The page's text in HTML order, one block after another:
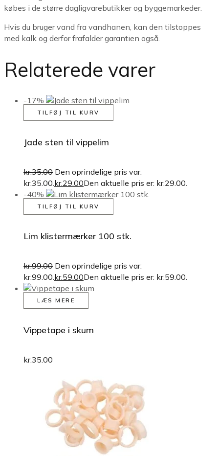
købes i de større dagligvarebutikker og byggemarkeder.
Hvis du bruger vand fra vandhanen, kan den tilstoppes
med kalk og derfor frafalder garantien også.
Relaterede varer
-17%
TILFØJ TIL KURV
Jade sten til vippelim
kr.35.00 Den oprindelige pris var:
kr.35.00.kr.29.00Den aktuelle pris er: kr.29.00.
-40%
TILFØJ TIL KURV
Lim klistermærker 100 stk.
kr.99.00 Den oprindelige pris var:
kr.99.00.kr.59.00Den aktuelle pris er: kr.59.00.
LÆS MERE
Vippetape i skum
kr.35.00